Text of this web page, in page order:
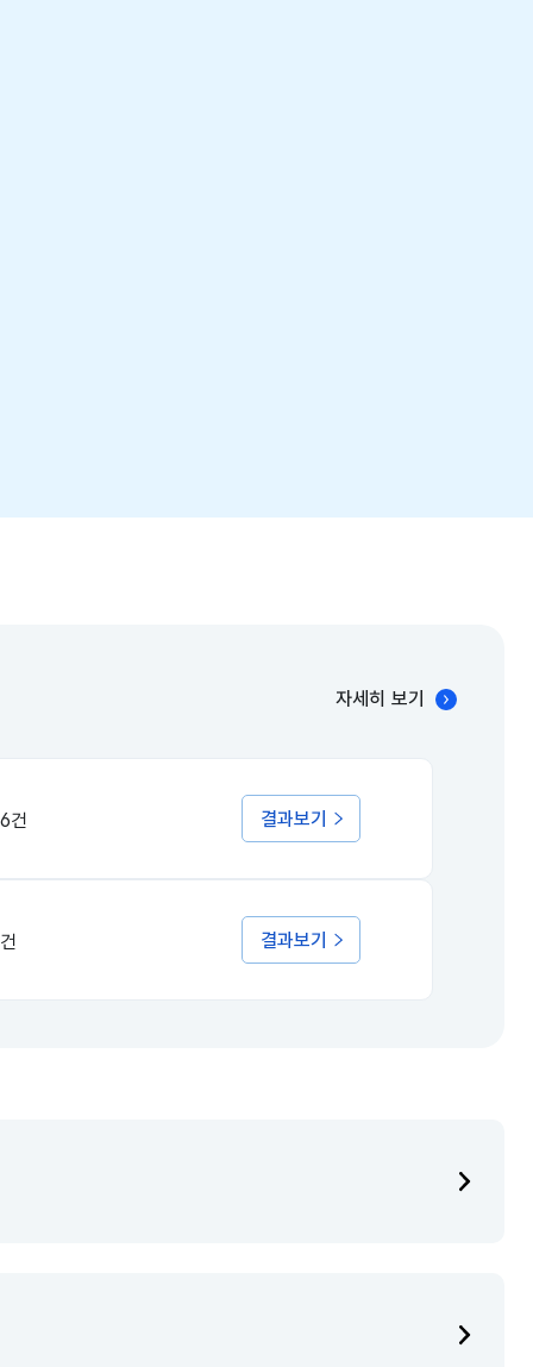
자세히 보기
건 결과보기
결과보기